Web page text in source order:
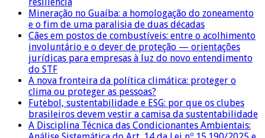
Mineração no Guaíba: a homologação do zoneamento
e o fim de uma paralisia de duas décadas
Cães em postos de combustíveis: entre o acolhimento
involuntário e o dever de proteção — orientações
jurídicas para empresas à luz do novo entendimento
do STF
A nova fronteira da política climática: proteger o
clima ou proteger as pessoas?
Futebol, sustentabilidade e ESG: por que os clubes
brasileiros devem vestir a camisa da sustentabilidade
A Disciplina Técnica das Condicionantes Ambientais: